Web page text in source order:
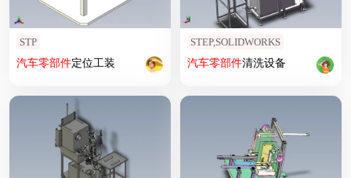
STP
汽车零部件定位工装
STEP,SOLIDWORKS
汽车零部件清洗设备